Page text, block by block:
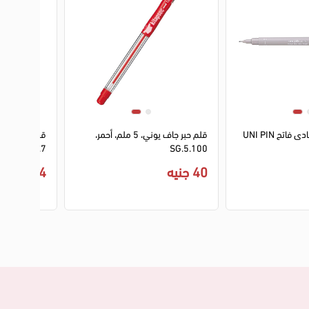
قلم حبر جاف
EYE 0.7
4 جنيه
قلم حبر جاف يوني، 5 ملم، أحمر،
SG.5.100
40 جنيه
قلم سن ريشه رمادى فاتح UNI PIN